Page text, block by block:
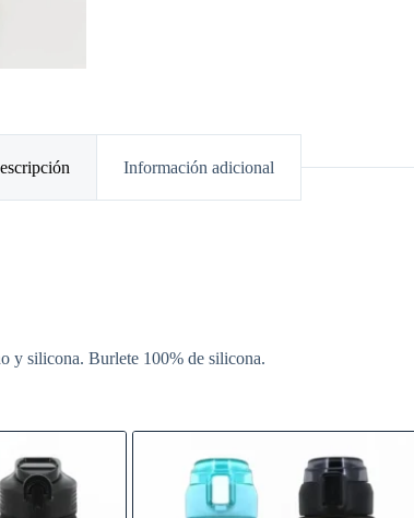
Información adicional
y silicona. Burlete 100% de silicona.